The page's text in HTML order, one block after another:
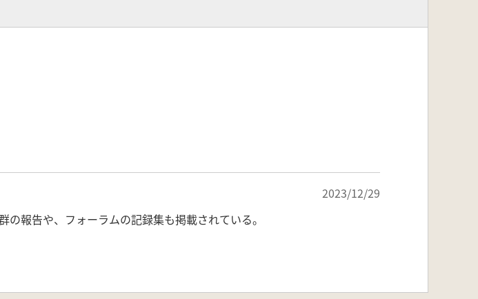
2023/12/29
報告や、フォーラムの記録集も掲載されている。